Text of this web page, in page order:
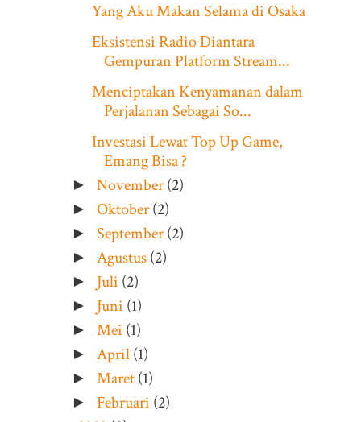
Yang Aku Makan Selama di Osaka
Eksistensi Radio Diantara
Gempuran Platform Stream...
Menciptakan Kenyamanan dalam
Perjalanan Sebagai So...
Investasi Lewat Top Up Game,
Emang Bisa ?
► November(2)
► Oktober(2)
► September(2)
► Agustus(2)
► Juli (2)
► Juni (1)
► Mei (1)
► April(1)
► Maret(1)
► Februari (2)